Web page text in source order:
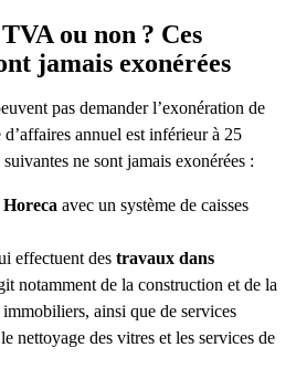
ou non ? Ces
jamais exonérées
pas demander l’exonération de
annuel est inférieur à 25
ne sont jamais exonérées :
Horeca avec un système de caisses
effectuent des travaux dans
notamment de la construction et de la
ainsi que de services
nettoyage des vitres et les services de